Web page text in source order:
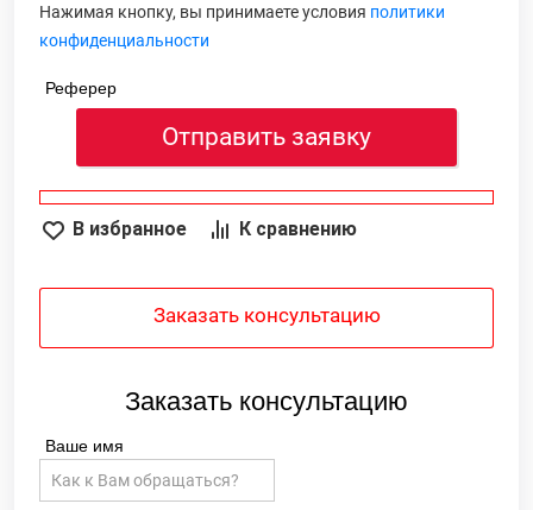
Нажимая кнопку, вы принимаете условия политики
конфиденциальности
Реферер
Отправить заявку
В избранное К сравнению
Заказать консультацию
Заказать консультацию
Ваше имя